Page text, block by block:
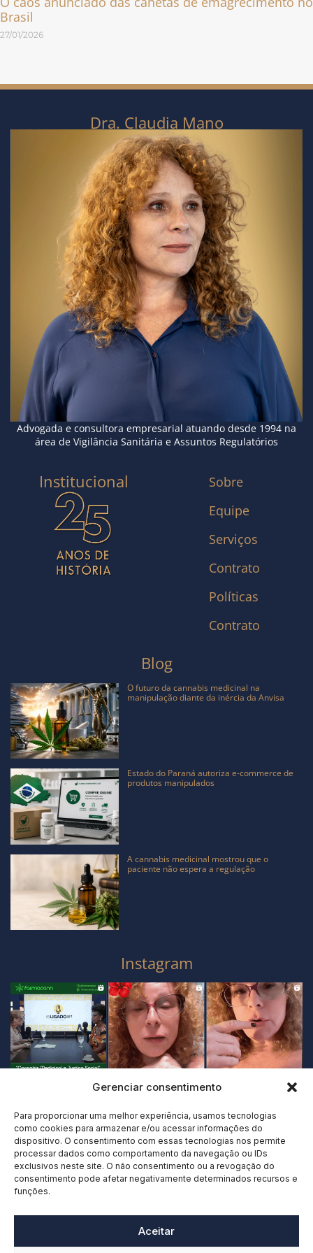
Gerenciar consentimento
Para proporcionar uma melhor experiência, usamos tecnologias
como cookies para armazenar e/ou acessar informações do
dispositivo. O consentimento com essas tecnologias nos permite
processar dados como comportamento da navegação ou IDs
exclusivos neste site. O não consentimento ou a revogação do
consentimento pode afetar negativamente determinados recursos e
funções.
Aceitar
Brasil
27/01/2026
Dra. Claudia Mano
Advogada e consultora empresarial atuando desde 1994 na
área de Vigilância Sanitária e Assuntos Regulatórios
Institucional
Sobre
Equipe
Serviços
Contrato
Políticas
Contrato
Blog
O futuro da cannabis medicinal na
manipulação diante da inércia da Anvisa
Estado do Paraná autoriza e-commerce de
produtos manipulados
A cannabis medicinal mostrou que o
paciente não espera a regulação
Instagram